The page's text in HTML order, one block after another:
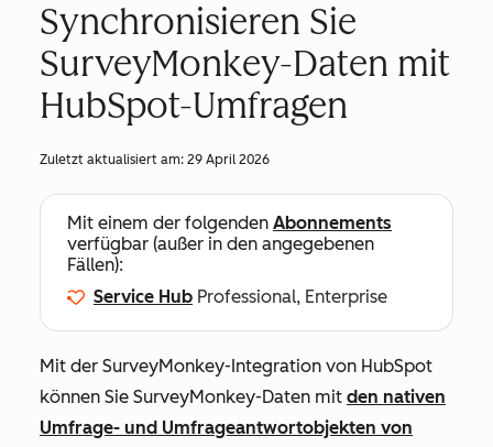
Synchronisieren Sie
SurveyMonkey-Daten mit
HubSpot-Umfragen
Zuletzt aktualisiert am: 29 April 2026
Mit einem der folgenden Abonnements
verfügbar (außer in den angegebenen
Fällen):
Service Hub Professional, Enterprise
Mit der SurveyMonkey-Integration von HubSpot
können Sie SurveyMonkey-Daten mit den nativen
Umfrage- und Umfrageantwortobjekten von